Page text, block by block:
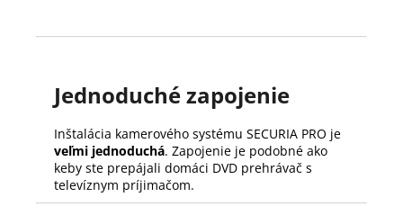
Jednoduché zapojenie
Inštalácia kamerového systému SECURIA PRO je
veľmi jednoduchá. Zapojenie je podobné ako
keby ste prepájali domáci DVD prehrávač s
televíznym príjimačom.